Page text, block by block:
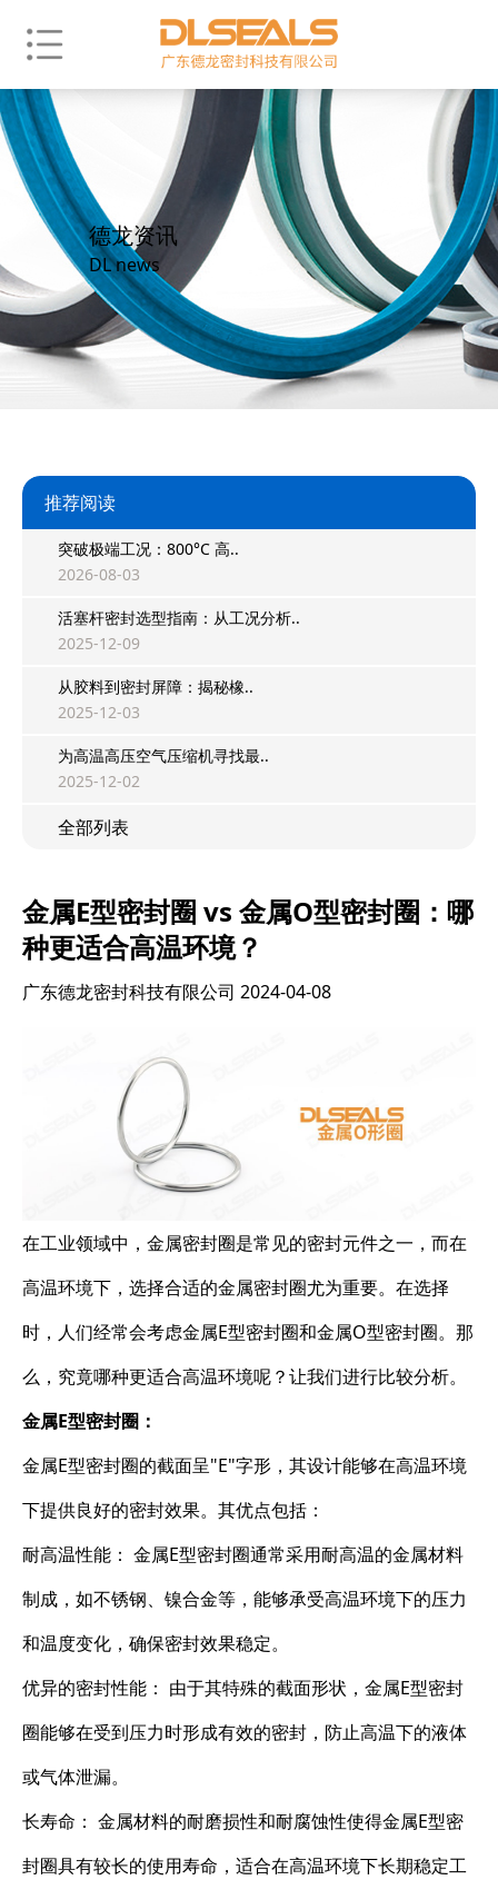
德龙资讯
DL news
推荐阅读
突破极端工况：800°C 高..
2026-08-03
活塞杆密封选型指南：从工况分析..
2025-12-09
从胶料到密封屏障：揭秘橡..
2025-12-03
为高温高压空气压缩机寻找最..
2025-12-02
全部列表
金属E型密封圈 vs 金属O型密封圈：哪
种更适合高温环境？
广东德龙密封科技有限公司 2024-04-08
在工业领域中，金属密封圈是常见的密封元件之一，而在
高温环境下，选择合适的金属密封圈尤为重要。在选择
时，人们经常会考虑金属E型密封圈和金属O型密封圈。那
么，究竟哪种更适合高温环境呢？让我们进行比较分析。
金属E型密封圈：
金属E型密封圈的截面呈"E"字形，其设计能够在高温环境
下提供良好的密封效果。其优点包括：
耐高温性能： 金属E型密封圈通常采用耐高温的金属材料
制成，如不锈钢、镍合金等，能够承受高温环境下的压力
和温度变化，确保密封效果稳定。
优异的密封性能： 由于其特殊的截面形状，金属E型密封
圈能够在受到压力时形成有效的密封，防止高温下的液体
或气体泄漏。
长寿命： 金属材料的耐磨损性和耐腐蚀性使得金属E型密
封圈具有较长的使用寿命，适合在高温环境下长期稳定工